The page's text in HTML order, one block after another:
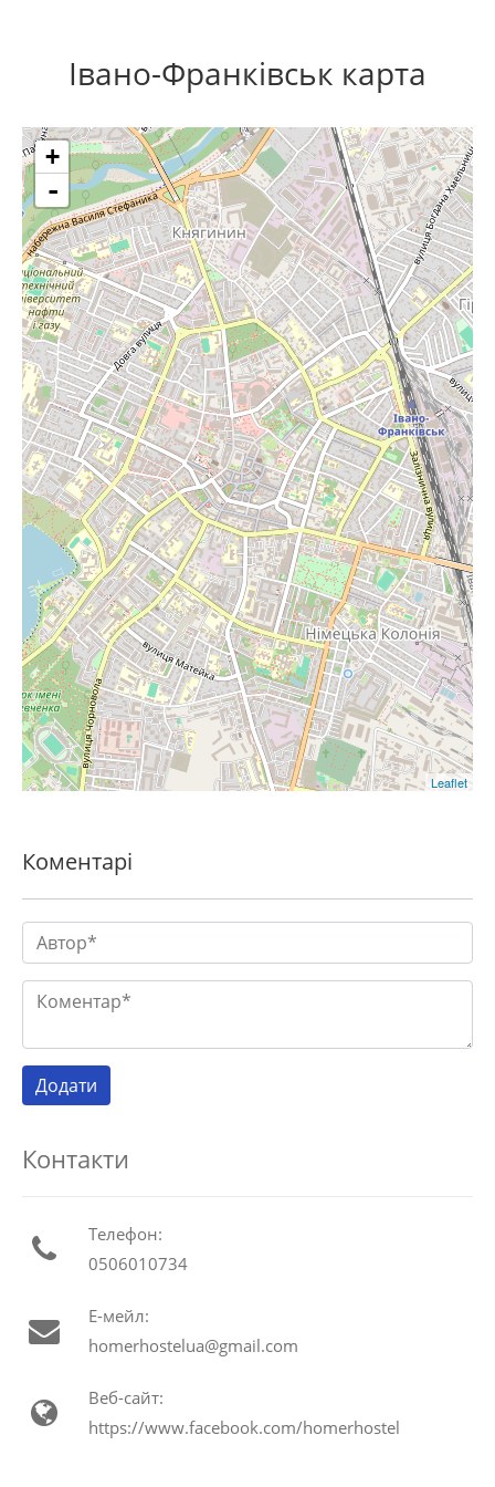
Івано-Франківськ карта
+
-
Leaflet
Коментарі
Контакти
Телефон:
0506010734
Е-мейл:
homerhostelua@gmail.com
Веб-сайт:
https://www.facebook.com/homerhostel